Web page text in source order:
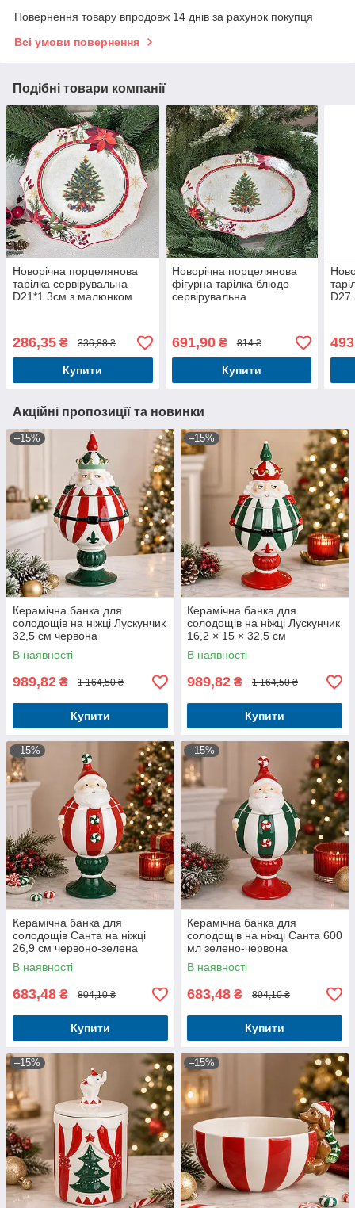
Повернення товару впродовж 14 днів за рахунок покупця
Всі умови повернення
Подібні товари компанії
Новорічна порцелянова
тарілка сервірувальна
D21*1.3см з малюнком
286,35 ₴ 336,88 ₴
Купити
Новорічна порцелянова
фігурна тарілка блюдо
сервірувальна
691,90₴ 814 ₴
Купити
Акційні пропозиції та новинки
–15%
Керамічна банка для
солодощів на ніжці Лускунчик
32,5 см червона
В наявності
989,82 ₴ 1 164,50 ₴
Купити
–15%
Керамічна банка для
солодощів на ніжці Лускунчик
16,2 × 15 × 32,5 см
В наявності
989,82 ₴ 1 164,50 ₴
Купити
–15%
Керамічна банка для
солодощів Санта на ніжці
26,9 см червоно-зелена
В наявності
683,48 ₴ 804,10 ₴
Купити
–15%
Керамічна банка для
солодощів на ніжці Санта 600
мл зелено-червона
В наявності
683,48 ₴ 804,10 ₴
Купити
–15% –15%